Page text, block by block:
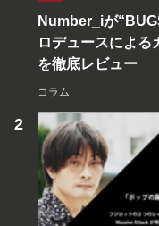
Number_iが
ロデュースによる
を徹底レビュー
コラム